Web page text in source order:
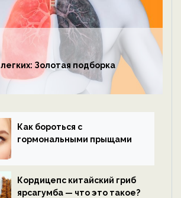
Золотая подборка
Как бороться с
гормональными прыщами
Кордицепс китайский гриб
ярсагумба — что это такое?